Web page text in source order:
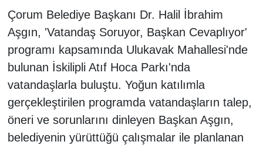
Çorum Belediye Başkanı Dr. Halil İbrahim
Aşgın, 'Vatandaş Soruyor, Başkan Cevaplıyor'
programı kapsamında Ulukavak Mahallesi'nde
bulunan İskilipli Atıf Hoca Parkı'nda
vatandaşlarla buluştu. Yoğun katılımla
gerçekleştirilen programda vatandaşların talep,
öneri ve sorunlarını dinleyen Başkan Aşgın,
belediyenin yürüttüğü çalışmalar ile planlanan